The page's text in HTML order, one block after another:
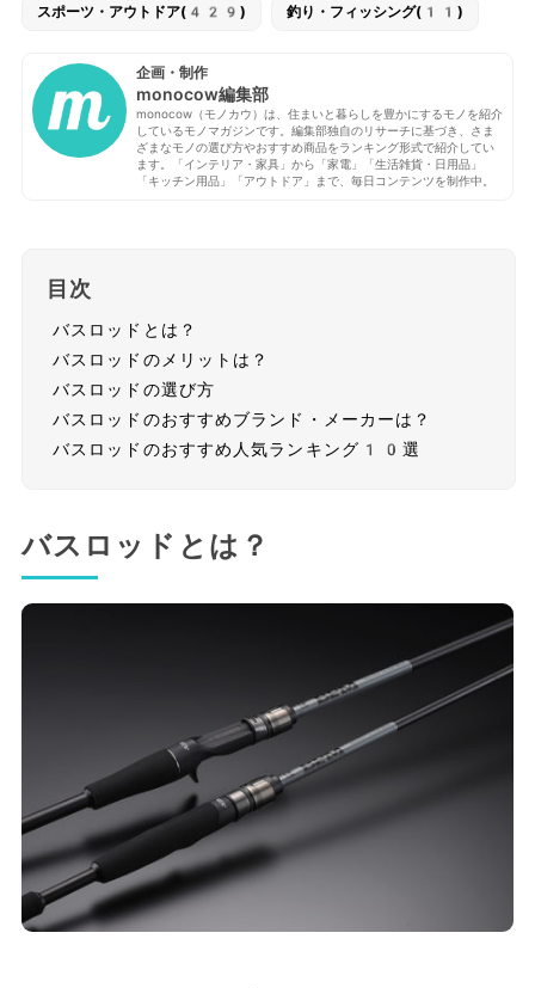
スポーツ・アウトドア(429) 釣り・フィッシング(11)
企画・制作
monocow編集部
monocow（モノカウ）は、住まいと暮らしを豊かにするモノを紹介
しているモノマガジンです。編集部独自のリサーチに基づき、さま
ざまなモノの選び方やおすすめ商品をランキング形式で紹介してい
ます。「インテリア・家具」から「家電」「生活雑貨・日用品」
「キッチン用品」「アウトドア」まで、毎日コンテンツを制作中。
目次
バスロッドとは？
バスロッドのメリットは？
バスロッドの選び方
バスロッドのおすすめブランド・メーカーは？
バスロッドのおすすめ人気ランキング10選
バスロッドとは？